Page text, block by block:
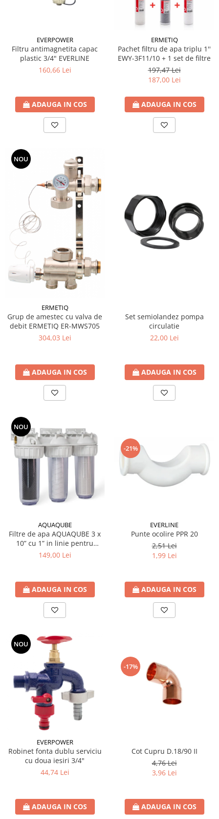
Accesorii statii dedurizare
Element fixare in fundatie
Suport fixare
Placi conectare
Coltar plat fereastra
Coltari pentru unirea grinzilor
Coltar ranforsat
Coltar asamblare
Coltar imbinare
Conector plat ingust
Papuc reazem
Console raft
Detergenti
Ustensile Gradina
EVERPOWER
Filtru antimagnetita capac
plastic 3/4" EVERLINE
160,66 Lei
ADAUGA IN COS
ERMETIQ
Pachet filtru de apa triplu 1''
EWY-3F11/10 + 1 set de filtre
197,47 Lei
187,00 Lei
ADAUGA IN COS
NOU
ERMETIQ
Grup de amestec cu valva de
debit ERMETIQ ER-MWS705
304,03 Lei
ADAUGA IN COS
Set semiolandez pompa
circulatie
22,00 Lei
ADAUGA IN COS
NOU
AQUAQUBE
Filtre de apa AQUAQUBE 3 x
10” cu 1” in linie pentru
filtrare mecanica cu 3 cartuse
149,00 Lei
ADAUGA IN COS
-21%
EVERLINE
Punte ocolire PPR 20
2,51 Lei
1,99 Lei
ADAUGA IN COS
NOU
EVERPOWER
Robinet fonta dublu serviciu
cu doua iesiri 3/4"
44,74 Lei
ADAUGA IN COS
-17%
Cot Cupru D.18/90 II
4,76 Lei
3,96 Lei
ADAUGA IN COS